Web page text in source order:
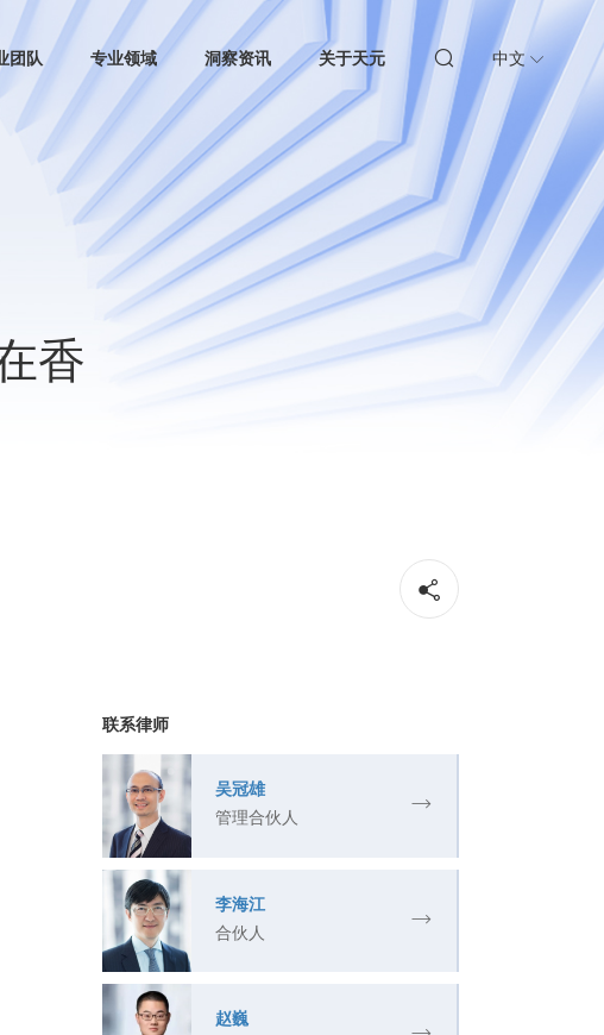
团队 专业领域 洞察资讯 关于天元 中文
香
联系律师
吴冠雄
管理合伙人
李海江
合伙人
赵巍